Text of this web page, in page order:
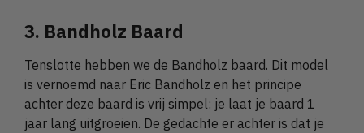
3. Bandholz Baard
Tenslotte hebben we de Bandholz baard. Dit model
is vernoemd naar Eric Bandholz en het principe
achter deze baard is vrij simpel: je laat je baard 1
jaar lang uitgroeien. De gedachte er achter is dat je